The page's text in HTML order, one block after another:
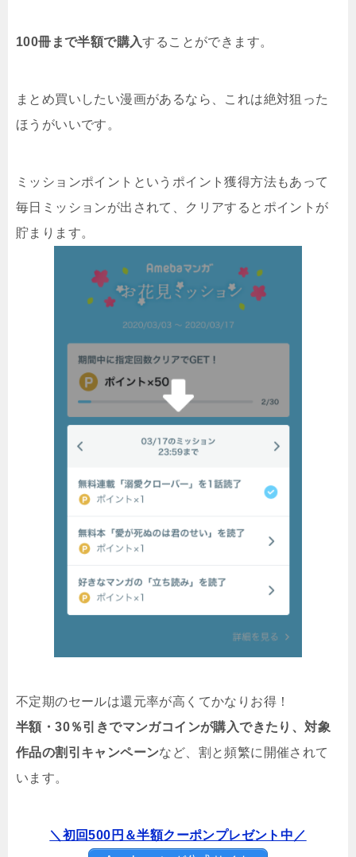
100冊まで半額で購入することができます。
まとめ買いしたい漫画があるなら、これは絶対狙った
ほうがいいです。
ミッションポイントというポイント獲得方法もあって
毎日ミッションが出されて、クリアするとポイントが
貯まります。
不定期のセールは還元率が高くてかなりお得！
半額・30％引きでマンガコインが購入できたり、対象
作品の割引キャンペーンなど、割と頻繁に開催されて
います。
＼初回500円＆半額クーポンプレゼント中／